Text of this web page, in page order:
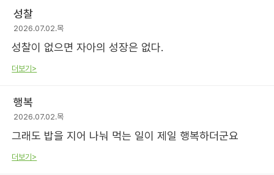
성찰
2026.07.02.목
성찰이 없으면 자아의 성장은 없다.
더보기>
행복
2026.07.02.목
그래도 밥을 지어 나눠 먹는 일이 제일 행복하더군요
더보기>